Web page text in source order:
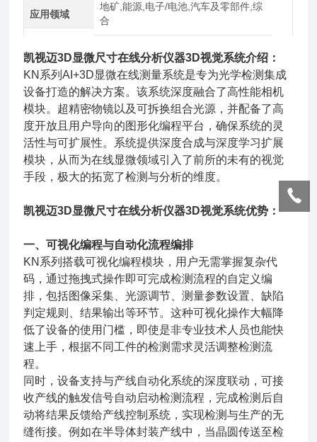
应用领域
地矿,能源,电子/电池,汽车及零部件,综
合
凯视迈3D显微尺寸在线分析仪器3D视觉系统介绍：
KN系列AI+3D显微在线测量系统是专为光学检测集成
设备打造的解决方案。该系统深度融合了高性能相机
模块。超精密物镜以及可拆换组合光源，并配备了高
度开放且用户导向的图形化编程平台，确保系统的灵
活性与可扩展性。系统提供深度合成与深度学习扩展
模块，从而为在线显微领域引入了前所的未有的视觉
手段，极大的拓宽了检测与分析的维度。
凯视迈3D显微尺寸在线分析仪器3D视觉系统优势：
一、可视化编程与自动化流程编排
KN系列搭载可视化编程模块，用户无需掌握复杂代
码，通过拖拽式操作即可完成检测流程的自定义编
排，包括图像采集、光源调节、测量参数设置、缺陷
判定规则、结果输出等环节。这种可视化操作大幅降
低了设备的使用门槛，即使是非专业技术人员也能快
速上手，根据不同工件的检测需求灵活调整检测流
程。
同时，设备支持与产线自动化系统的深度联动，可接
收产线的触发信号自动启动检测流程，完成检测后自
动将结果反馈给产线控制系统，实现检测与生产的无
缝衔接。例如在半导体封装产线中，当晶圆传送至检